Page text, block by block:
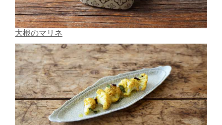
大根のマリネ